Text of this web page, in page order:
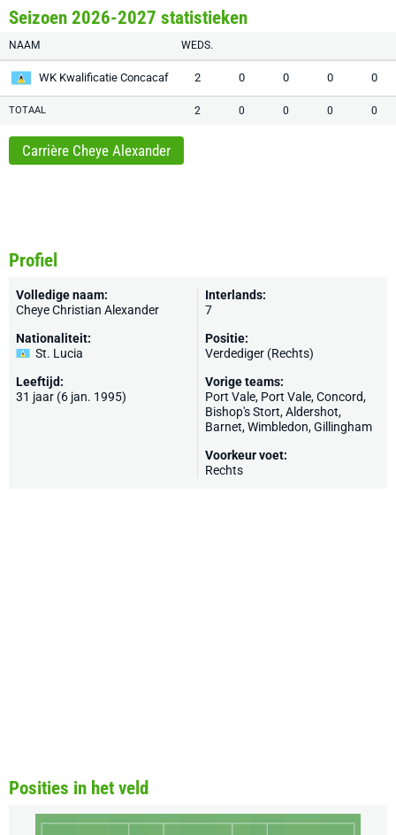
Seizoen 2026-2027 statistieken
NAAM WEDS.
WK Kwalificatie Concacaf 2 0 0 0 0
TOTAAL 2 0 0 0 0
Carrière Cheye Alexander
Profiel
Volledige naam:
Cheye Christian Alexander
Nationaliteit:
St. Lucia
Leeftijd:
31 jaar (6 jan. 1995)
Interlands:
7
Positie:
Verdediger (Rechts)
Vorige teams:
Port Vale, Port Vale,Concord,
Bishop's Stort,Aldershot,
Barnet,Wimbledon,Gillingham
Voorkeur voet:
Rechts
Posities in het veld